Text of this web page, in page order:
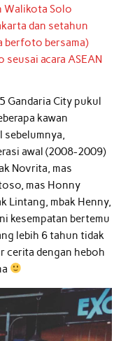
Walikota Solo
dan setahun
berfoto bersama)
seusai acara ASEAN
Gandaria City pukul
kawan
sebelumnya,
awal (2008-2009)
Novrita, mas
mas Honny
Lintang, mbak Henny,
kesempatan bertemu
lebih 6 tahun tidak
cerita dengan heboh